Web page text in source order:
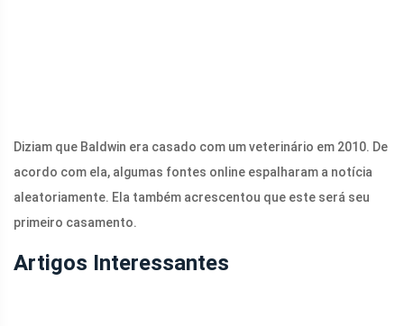
Diziam que Baldwin era casado com um veterinário em 2010. De
acordo com ela, algumas fontes online espalharam a notícia
aleatoriamente. Ela também acrescentou que este será seu
primeiro casamento.
Artigos Interessantes